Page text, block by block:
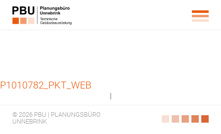
P1010782_PKT_WEB
|
© 2026 PBU | PLANUNGSBÜRO
UNNEBRINK